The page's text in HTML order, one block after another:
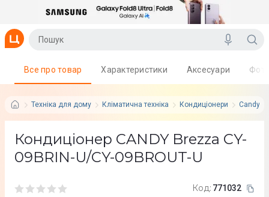
Техніка для дому Кліматична техніка Кондиціонери Candy
Все про товар Характеристики Аксесуари
Кондиціонер CANDY Brezza CY-
09BRIN-U/CY-09BROUT-U
Код: 771032